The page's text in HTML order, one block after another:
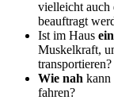
vielleicht auch
beauftragt
Ist im Haus
Muskelkraft,
transportieren?
Wie nah kann
fahren?